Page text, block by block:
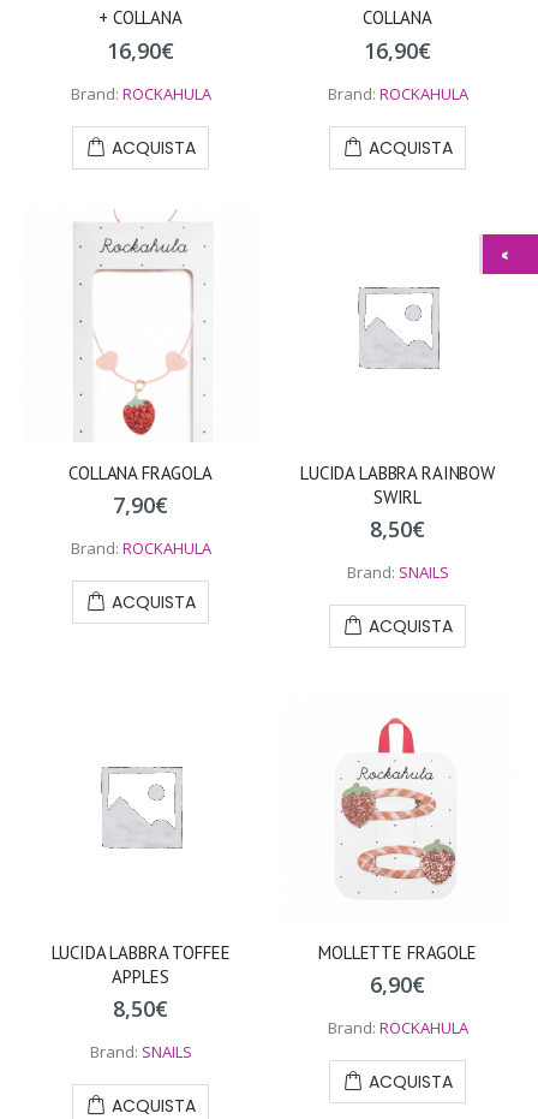
+ COLLANA
16,90€
Brand: ROCKAHULA
ACQUISTA
COLLANA
16,90€
Brand: ROCKAHULA
ACQUISTA
COLLANA FRAGOLA
7,90€
Brand: ROCKAHULA
ACQUISTA
LUCIDA LABBRA RAINBOW
SWIRL
8,50€
Brand: SNAILS
ACQUISTA
LUCIDA LABBRA TOFFEE
APPLES
8,50€
Brand: SNAILS
ACQUISTA
MOLLETTE FRAGOLE
6,90€
Brand: ROCKAHULA
ACQUISTA